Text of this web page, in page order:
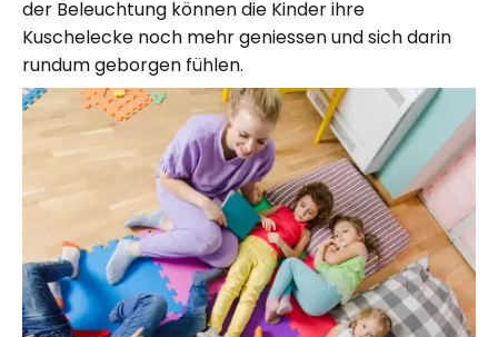
der Beleuchtung können die Kinder ihre
Kuschelecke noch mehr geniessen und sich darin
rundum geborgen fühlen.